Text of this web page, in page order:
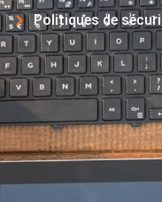
Politiques de